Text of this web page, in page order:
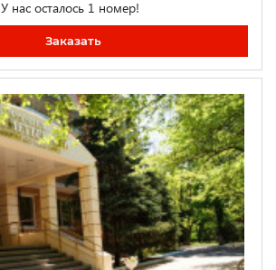
У нас осталось 1 номер!
Заказать